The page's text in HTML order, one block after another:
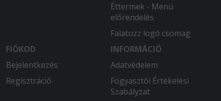
Éttermek - Menü
előrendelés
Falatozz logó csomag
FIÓKOD
Bejelentkezés
Regisztráció
INFORMÁCIÓ
Adatvédelem
Fogyasztói Értékelési
Szabályzat